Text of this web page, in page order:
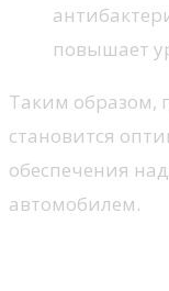
повышает
Таким образом,
становится
обеспечения
автомобилем.